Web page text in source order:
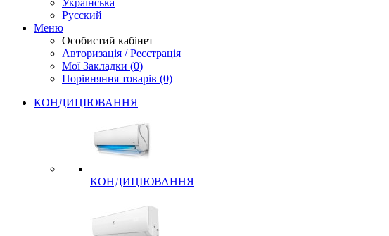
Українська
Русский
Меню
Особистий кабінет
Авторизація / Реєстрація
Мої Закладки (0)
Порівняння товарів (0)
КОНДИЦІЮВАННЯ
КОНДИЦІЮВАННЯ